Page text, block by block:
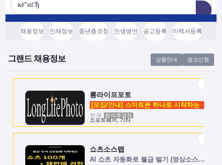
채용정보 인재정보 중년층코칭 인생명언 공고등록 이력서등록
그랜드 채용정보 상품안내 광고신청
롱라이프포토
[모집/안내] 스마트폰 하나로 시작하는 …
소프트웨어, 기타
전국 협의후결정
쇼츠소스랩
AI 쇼츠 자동화로 월급 벌기 (영상소스…